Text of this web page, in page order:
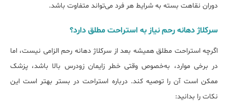
دوران نقاهت بسته به شرایط هر فرد می‌تواند متفاوت باشد.
سرکلاژ دهانه رحم نیاز به استراحت مطلق دارد؟
اگرچه استراحت مطلق همیشه بعد از سرکلاژ دهانه رحم الزامی نیست، اما
در برخی موارد، به‌خصوص وقتی خطر زایمان زودرس بالا باشد، پزشک
ممکن است آن را توصیه کند. درباره استراحت در بستر بهتر است این
نکات را بدانید: